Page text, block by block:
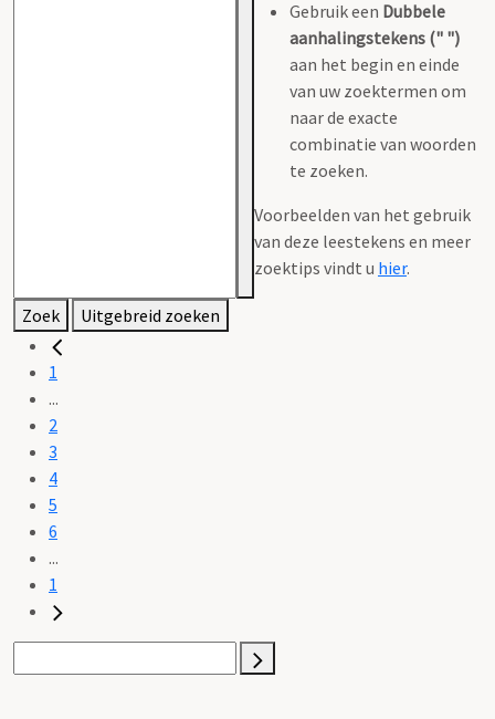
Gebruik een Dubbele
aanhalingstekens (" ")
aan het begin en einde
van uw zoektermen om
naar de exacte
combinatie van woorden
te zoeken.
Voorbeelden van het gebruik
van deze leestekens en meer
zoektips vindt u hier.
Zoek Uitgebreid zoeken
1
...
2
3
4
5
6
...
1